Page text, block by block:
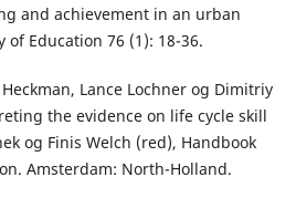
and achievement in an urban
Education 76 (1): 18-36.
Heckman, Lance Lochner og Dimitriy
the evidence on life cycle skill
og Finis Welch (red), Handbook
Amsterdam: North-Holland.